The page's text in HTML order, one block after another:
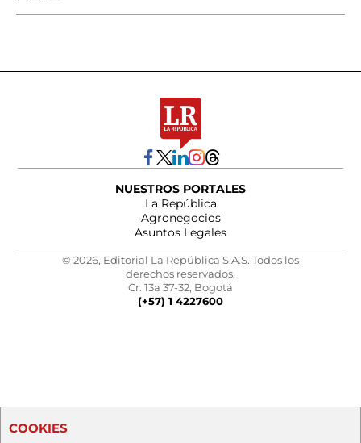
NUESTROS PORTALES
La República
Agronegocios
Asuntos Legales
© 2026, Editorial La República S.A.S. Todos los
derechos reservados.
Cr. 13a 37-32, Bogotá
(+57) 1 4227600
COOKIES